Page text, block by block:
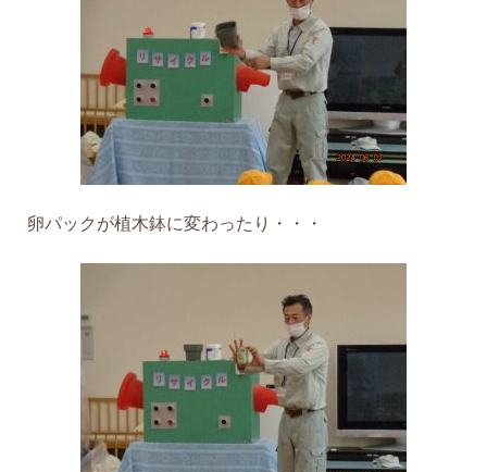
卵パックが植木鉢に変わったり・・・